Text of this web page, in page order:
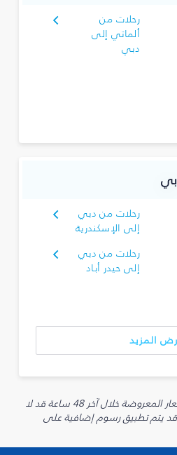
رحلات من
ألماتي إلى
دبي
رحلات من دبي
إلى الإسكندرية
رحلات من دبي
إلى حيدر أباد
المزيد
* تم الحصول على جميع الأسعار المعروضة خلال آخر 48 ساعة قد لا
يتم تطبيق رسوم إضافية على